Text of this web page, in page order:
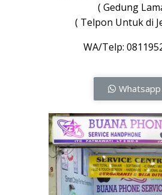
( Gedung
( Telpon Untuk di
WA/Telp:
Whatsapp